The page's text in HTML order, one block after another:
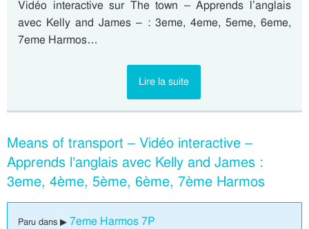
Vidéo interactive sur The town – Apprends l’anglais
avec Kelly and James – : 3eme, 4eme, 5eme, 6eme,
7eme Harmos…
Lire la suite
Means of transport – Vidéo interactive –
Apprends l’anglais avec Kelly and James :
3eme, 4ème, 5ème, 6ème, 7ème Harmos
Paru dans ▶ 7eme Harmos 7P